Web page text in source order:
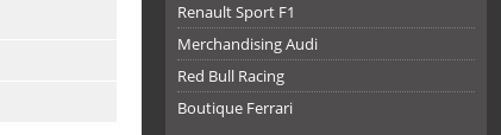
Renault Sport F1
Merchandising Audi
Red Bull Racing
Boutique Ferrari